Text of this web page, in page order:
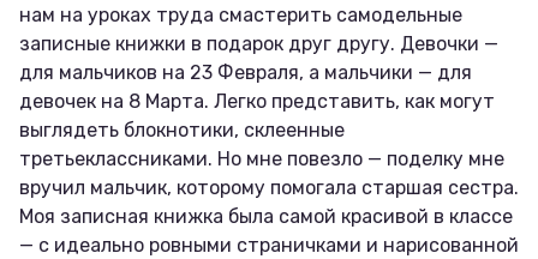
нам на уроках труда смастерить самодельные
записные книжки в подарок друг другу. Девочки —
для мальчиков на 23 Февраля, а мальчики — для
девочек на 8 Марта. Легко представить, как могут
выглядеть блокнотики, склеенные
третьеклассниками. Но мне повезло — поделку мне
вручил мальчик, которому помогала старшая сестра.
Моя записная книжка была самой красивой в классе
— с идеально ровными страничками и нарисованной